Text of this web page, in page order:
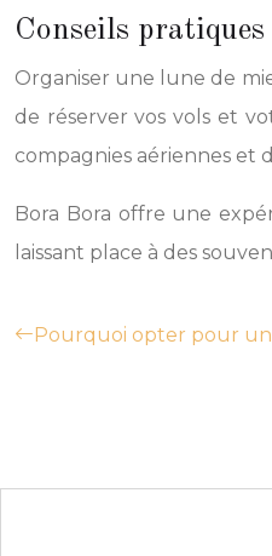
Conseils
Organiser une lune de
de réserver vos vols et
compagnies aériennes et
Bora Bora offre une
laissant place à des
Pourquoi opter pour